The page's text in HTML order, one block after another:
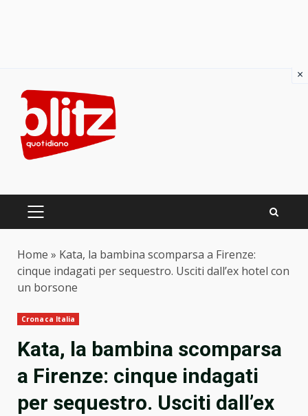
content
PRIMARY
Home » Kata, la bambina scomparsa a Firenze:
cinque indagati per sequestro. Usciti dall’ex hotel con
un borsone
Cronaca Italia
Kata, la bambina scomparsa
a Firenze: cinque indagati
per sequestro. Usciti dall’ex
×